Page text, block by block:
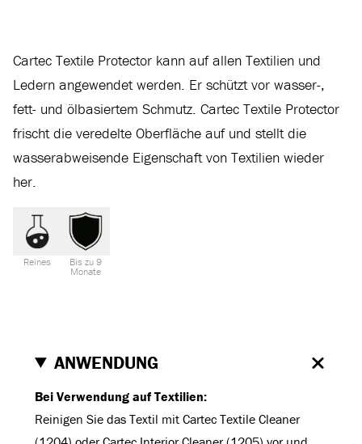
Cartec Textile Protector kann auf allen Textilien und
Ledern angewendet werden. Er schützt vor wasser-,
fett- und ölbasiertem Schmutz. Cartec Textile Protector
frischt die veredelte Oberfläche auf und stellt die
wasserabweisende Eigenschaft von Textilien wieder
her.
Reines
Bis zu 9
Monate
ANWENDUNG
Bei Verwendung auf Textilien:
Reinigen Sie das Textil mit Cartec Textile Cleaner